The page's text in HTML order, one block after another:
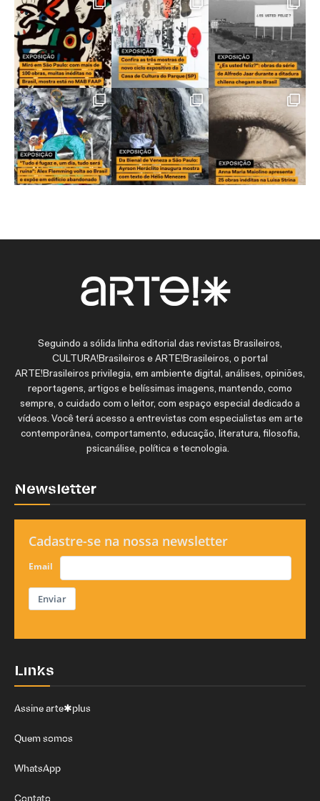
Seguindo a sólida linha editorial das revistas Brasileiros,
CULTURA!Brasileiros e ARTE!Brasileiros, o portal
ARTE!Brasileiros privilegia, em ambiente digital, análises, opiniões,
reportagens, artigos e belíssimas imagens, mantendo, como
sempre, o cuidado com o leitor, com espaço especial dedicado a
vídeos. Você terá acesso a entrevistas com especialistas em arte
contemporânea, comportamento, educação, literatura, filosofia,
psicanálise, política e tecnologia.
Newsletter
Cadastre-se na nossa newsletter
Email
Enviar
Links
Assine arte✱plus
Quem somos
WhatsApp